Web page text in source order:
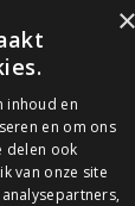
×
inhoud en
en om ons
delen ook
van onze site